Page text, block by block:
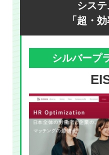
シス
「超・
シルバープ